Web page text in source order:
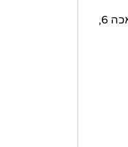
כתובת לשליחת מכתבים: המלאכה 6,